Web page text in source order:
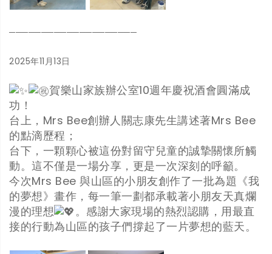
────────────────────
2025年11月13日
賀樂山家族辦公室10週年慶祝酒會圓滿成
功！
台上，Mrs Bee創辦人關志康先生講述著Mrs Bee
的點滴歷程；
台下，一顆顆心被這份對留守兒童的誠摯關懷所觸
動。這不僅是一場分享，更是一次深刻的呼籲。
今次Mrs Bee 與山區的小朋友創作了一批為題《我
的夢想》畫作，每一筆一劃都承載著小朋友天真爛
漫的理想
。感謝大家現場的熱烈認購，用最直
接的行動為山區的孩子們撐起了一片夢想的藍天。